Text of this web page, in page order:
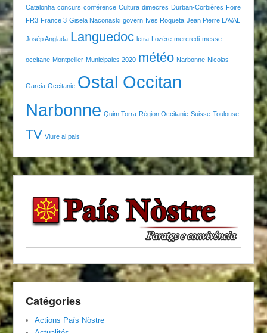
Catalonha concurs conférence Cultura dimecres Durban-Corbières Foire
FR3 France 3 Gisela Naconaski govern Ives Roqueta Jean Pierre LAVAL
Josèp Anglada Languedoc letra Lozère mercredi messe
occitane Montpellier Municipales 2020 météo Narbonne Nicolas
Garcia Occitanie Ostal Occitan
Narbonne Quim Torra Région Occitanie Suisse Toulouse
TV Viure al pais
Catégories
Actions País Nòstre